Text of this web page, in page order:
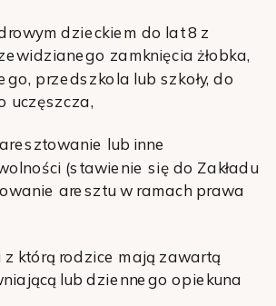
dzieckiem do lat 8 z
zamknięcia żłobka,
przedszkola lub szkoły, do
uczęszcza,
lub inne
(stawienie się do Zakładu
aresztu w ramach prawa
z którą rodzice mają zawartą
lub dziennego opiekuna